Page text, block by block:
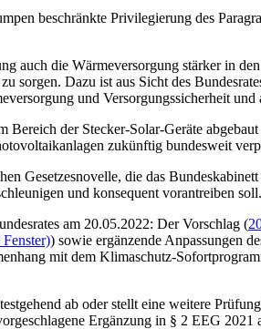
beschränkte Privilegierung des
auch die Wärmeversorgung stärker in
sorgen. Dazu ist aus Sicht des
und Versorgungssicherheit und
der Stecker-Solar-Geräte
zukünftig bundesweit
Gesetzesnovelle, die das
und konsequent vorantreiben soll.
am 20.05.2022: Der Vorschlag (
) sowie ergänzende Anpassungen
mit dem Klimaschutz-
ab oder stellt eine weitere
Ergänzung in § 2 EEG